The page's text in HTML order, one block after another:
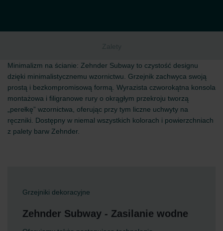
Zalety
Minimalizm na ścianie: Zehnder Subway to czystość designu
dzięki minimalistycznemu wzornictwu. Grzejnik zachwyca swoją
prostą i bezkompromisową formą. Wyrazista czworokątna konsola
montażowa i filigranowe rury o okrągłym przekroju tworzą
„perełkę” wzornictwa, oferując przy tym liczne uchwyty na
ręczniki. Dostępny w niemal wszystkich kolorach i powierzchniach
z palety barw Zehnder.
Grzejniki dekoracyjne
Zehnder Subway - Zasilanie wodne